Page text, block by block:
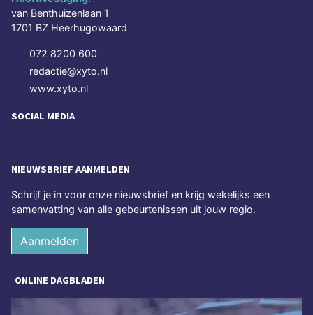
van Benthuizenlaan 1
1701 BZ Heerhugowaard
072 8200 600
redactie@xyto.nl
www.xyto.nl
SOCIAL MEDIA
NIEUWSBRIEF AANMELDEN
Schrijf je in voor onze nieuwsbrief en krijg wekelijks een
samenvatting van alle gebeurtenissen uit jouw regio.
Aanmelden
ONLINE DAGBLADEN